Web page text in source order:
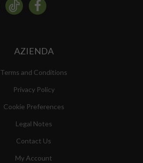
AZIENDA
Terms and Conditions
Privacy Policy
Cookie Preferences
Legal Notes
Contact Us
My Account